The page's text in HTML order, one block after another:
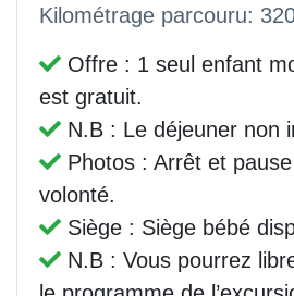
Kilométrage parcouru:
Offre : 1 seul enfant
est gratuit.
N.B : Le déjeuner non
Photos : Arrêt et
volonté.
Siège : Siège bébé
N.B : Vous pourrez